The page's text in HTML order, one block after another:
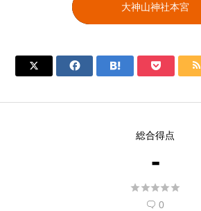
大神山神社本宮
    
総合得点
-

 0